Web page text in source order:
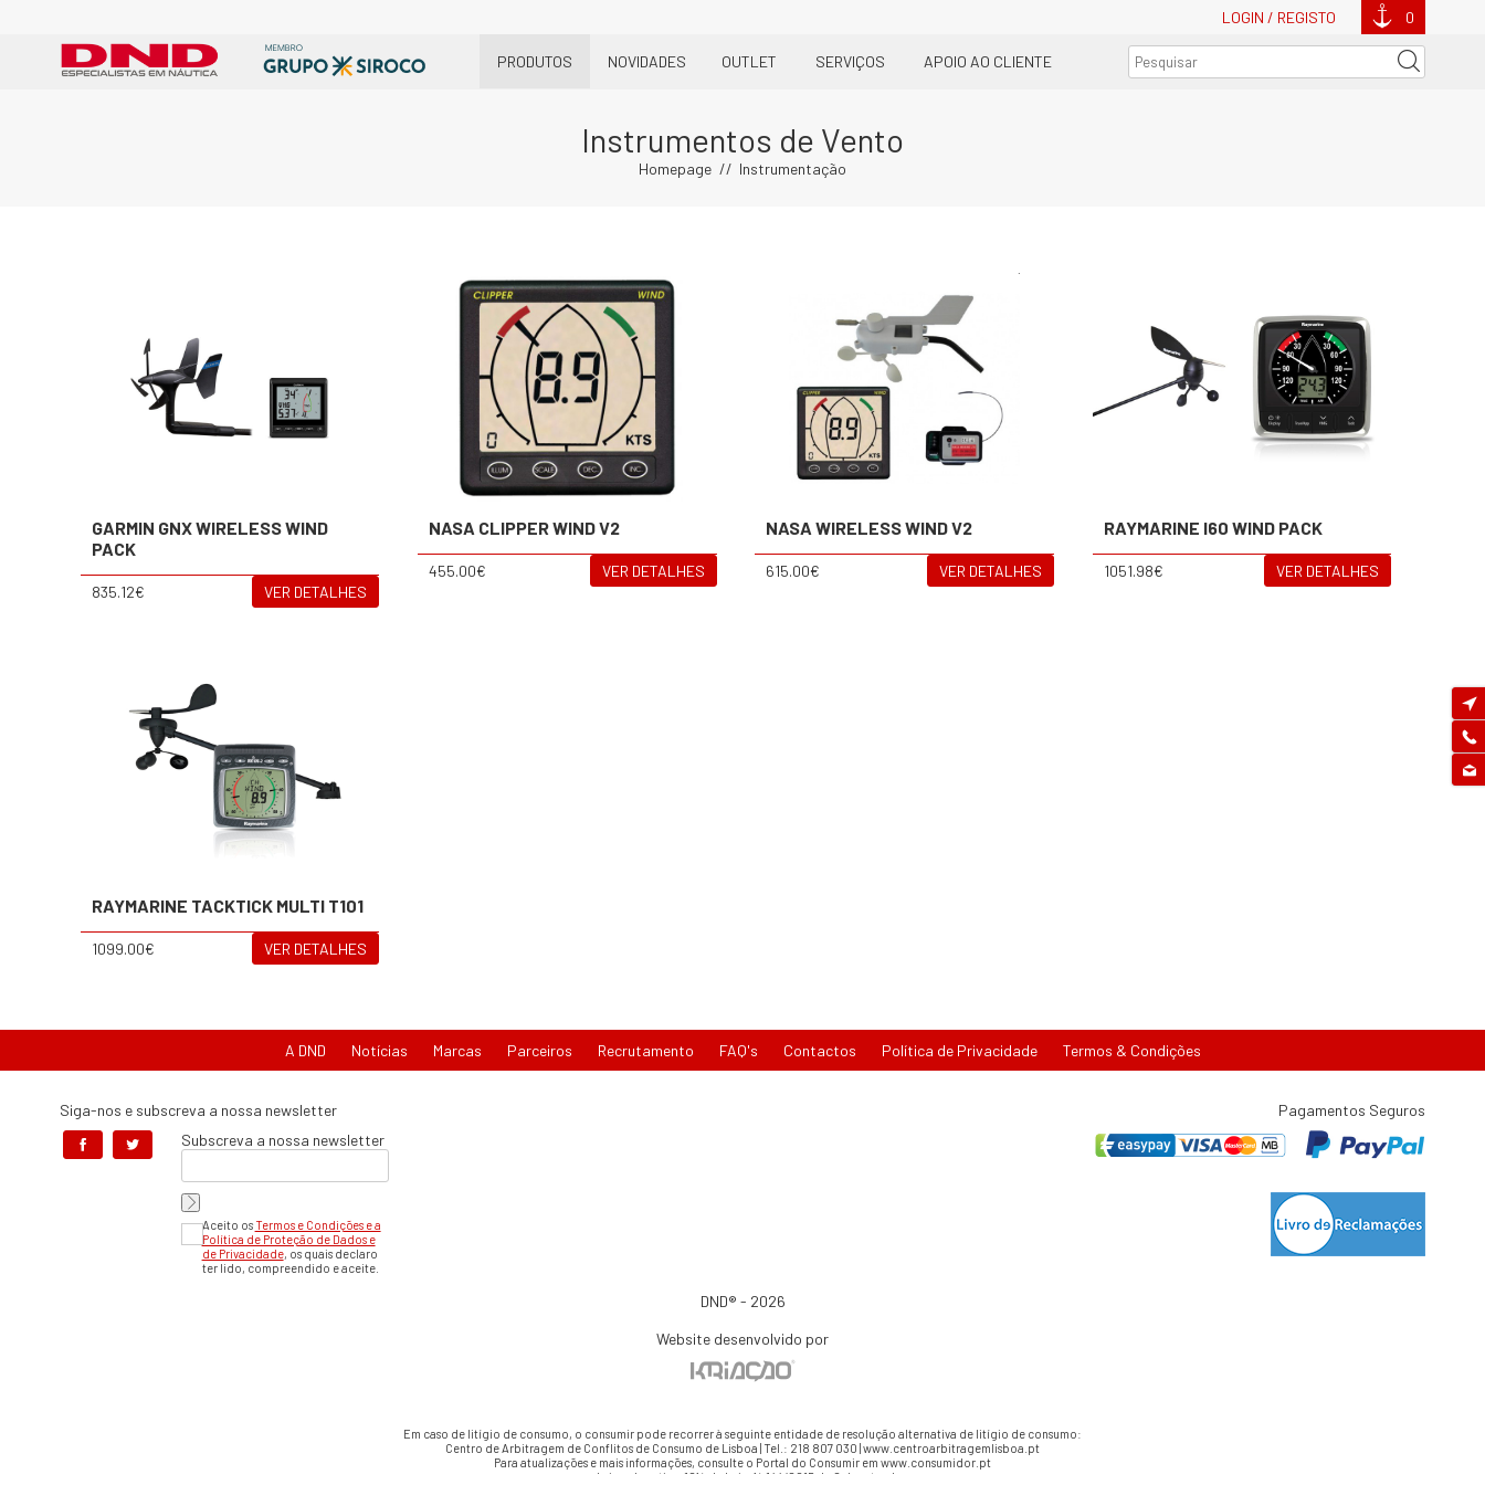
LOGIN / REGISTO 0
PRODUTOS NOVIDADES OUTLET SERVIÇOS APOIO AO CLIENTE
Instrumentos de Vento
Homepage Instrumentação
GARMIN GNX WIRELESS WIND
PACK
835.12€ VER DETALHES
NASA CLIPPER WIND V2
455.00€ VER DETALHES
NASA WIRELESS WIND V2
615.00€ VER DETALHES
RAYMARINE I60 WIND PACK
1051.98€ VER DETALHES
RAYMARINE TACKTICK MULTI T101
1099.00€ VER DETALHES
A DND Notícias Marcas Parceiros Recrutamento FAQ's Contactos Política de Privacidade Termos & Condições
Siga-nos e subscreva a nossa newsletter
Subscreva a nossa newsletter
Aceito osTermos e Condições e a
Política de Proteção de Dados e
de Privacidade, os quais declaro
ter lido, compreendido e aceite.
Pagamentos Seguros
DND® - 2026
Website desenvolvido por
Em caso de litígio de consumo, o consumir pode recorrer à seguinte entidade de resolução alternativa de litígio de consumo:
Centro de Arbitragem de Conflitos de Consumo de Lisboa | Tel.: 218 807 030 | www.centroarbitragemlisboa.pt
Para atualizações e mais informações, consulte o Portal do Consumir em www.consumidor.pt
ao abrigo do artigo 18¼ da Lei n.¼ 144/2015 de 8 de setembro